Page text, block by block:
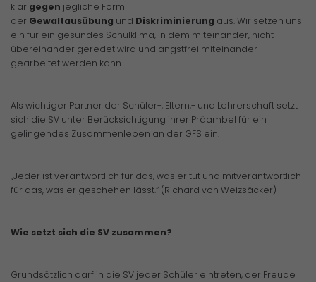
klar gegen jegliche Form
der Gewaltausübung und Diskriminierung aus. Wir setzen uns
ein für ein gesundes Schulklima, in dem miteinander, nicht
übereinander geredet wird und angstfrei miteinander
gearbeitet werden kann.
Als wichtiger Partner der Schüler-, Eltern,- und Lehrerschaft setzt
sich die SV unter Berücksichtigung ihrer Präambel für ein
gelingendes Zusammenleben an der GFS ein.
„Jeder ist verantwortlich für das, was er tut und mitverantwortlich
für das, was er geschehen lässt.“ (Richard von Weizsäcker)
Wie setzt sich die SV zusammen?
Grundsätzlich darf in die SV jeder Schüler eintreten, der Freude